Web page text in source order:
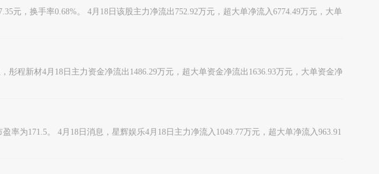
元，换手率0.68%。 4月18日该股主力净流出752.92万元，超大单净流入6774.49万元，大单
彤程新材4月18日主力资金净流出1486.29万元，超大单资金净流出1636.93万元，大单资金净
率为171.5。 4月18日消息，星辉娱乐4月18日主力净流入1049.77万元，超大单净流入963.91